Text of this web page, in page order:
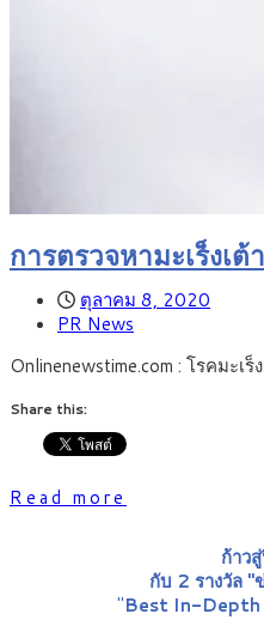
การตรวจหามะเร็งเ
ตุลาคม 8, 2020
PR News
Onlinenewstime.com : โรคมะเ
Share this:
Read more
ก้าว
กับ 2 รางวัล "
"Best In-